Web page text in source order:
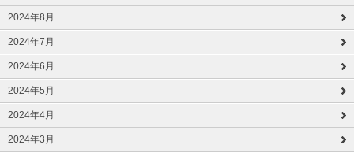
2024年8月
2024年7月
2024年6月
2024年5月
2024年4月
2024年3月